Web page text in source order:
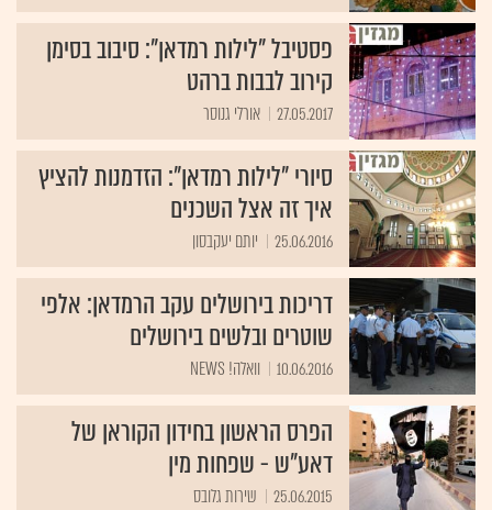
פסטיבל "לילות רמדאן": סיבוב בסימן
קירוב לבבות ברהט
27.05.2017 אורלי גנוסר
סיורי "לילות רמדאן": הזדמנות להציץ
איך זה אצל השכנים
25.06.2016 יותם יעקבסון
דריכות בירושלים עקב הרמדאן: אלפי
שוטרים ובלשים בירושלים
10.06.2016 וואלה! NEWS
הפרס הראשון בחידון הקוראן של
דאע"ש - שפחות מין
25.06.2015 שירות גלובס